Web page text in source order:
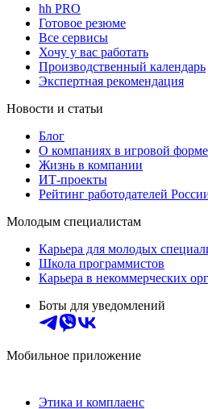
hh PRO
Готовое резюме
Все сервисы
Хочу у вас работать
Производственный календарь
Экспертная рекомендация
Новости и статьи
Блог
О компаниях в игровой форме
Жизнь в компании
ИТ-проекты
Рейтинг работодателей
Молодым специалистам
Карьера для молодых
Школа программистов
Карьера в некоммерческих
Боты для уведомлений
Мобильное приложение
Этика и комплаенс